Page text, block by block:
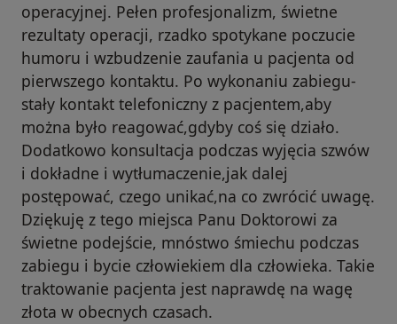
operacyjnej. Pełen profesjonalizm, świetne
rezultaty operacji, rzadko spotykane poczucie
humoru i wzbudzenie zaufania u pacjenta od
pierwszego kontaktu. Po wykonaniu zabiegu-
stały kontakt telefoniczny z pacjentem,aby
można było reagować,gdyby coś się działo.
Dodatkowo konsultacja podczas wyjęcia szwów
i dokładne i wytłumaczenie,jak dalej
postępować, czego unikać,na co zwrócić uwagę.
Dziękuję z tego miejsca Panu Doktorowi za
świetne podejście, mnóstwo śmiechu podczas
zabiegu i bycie człowiekiem dla człowieka. Takie
traktowanie pacjenta jest naprawdę na wagę
złota w obecnych czasach.